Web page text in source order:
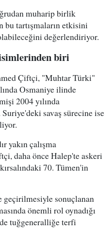
muharip birlik
bu tartışmaların etkisini
değerlendiriyor.
biri
Çiftçi, "Muhtar Türki"
Osmaniye ilinde
2004 yılında
savaş sürecine ise
yakın çalışma
daha önce Halep'te askeri
70. Tümen'in
geçirilmesiyle sonuçlanan
önemli rol oynadığı
tuğgeneralliğe terfi